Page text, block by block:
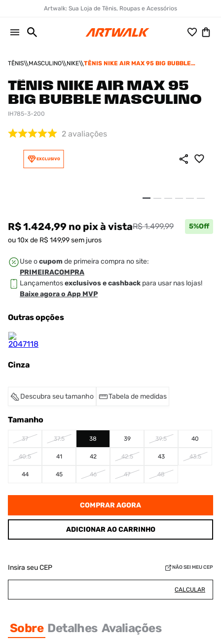
Artwalk: Sua Loja de Tênis, Roupas e Acessórios
TÊNIS MASCULINO NIKE
TÊNIS NIKE AIR MAX 95 BIG BUBBLE
TÊNIS NIKE AIR MAX 95
BIG BUBBLE MASCULINO
IH785-3-200
2 avaliações
EXCLUSIVO
R$ 1.424,99 no pixà vistaR$ 1.499,99 5%Off
ou10x de R$ 149,99sem juros
Use ocupom de primeira compra no site:
PRIMEIRACOMPRA
Lançamentosexclusivos e cashback para usar nas lojas!
Baixe agora o App MVP
Outras opções
Cinza
Descubra seu tamanho Tabela de medidas
Tamanho
37 37.5 38 39 39.5 40
40.5 41 42 42.5 43 43.5
44 45 46 47 48
COMPRAR AGORA
ADICIONAR AO CARRINHO
Insira seu CEP NÃO SEI MEU CEP
CALCULAR
Sobre Detalhes Avaliações